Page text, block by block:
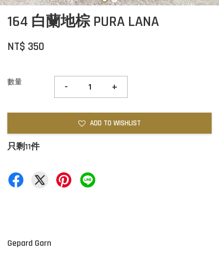
164 白蘭地棕 PURA LANA
NT$ 350
數量 - +
ADD TO WISHLIST
只剩11件
Gepard Garn